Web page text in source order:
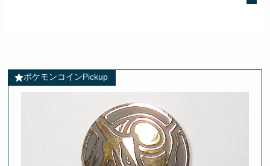
ポケモンコインPickup